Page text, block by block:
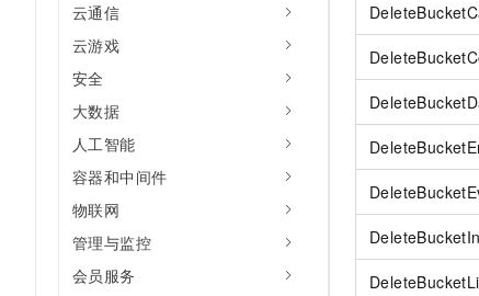
云通信
云游戏
安全
大数据
人工智能
容器和中间件
物联网
管理与监控
会员服务